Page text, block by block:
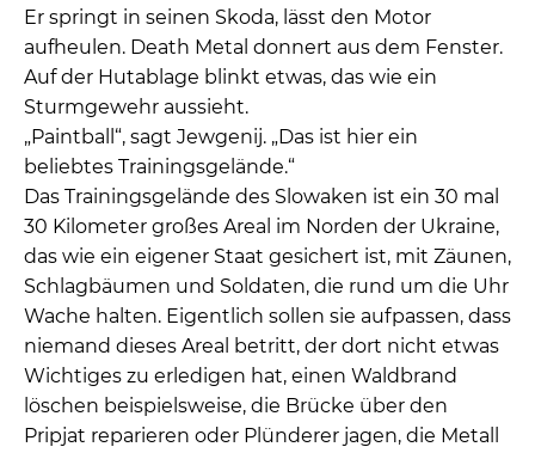
Er springt in seinen Skoda, lässt den Motor
aufheulen. Death Metal donnert aus dem Fenster.
Auf der Hutablage blinkt etwas, das wie ein
Sturmgewehr aussieht.
„Paintball“, sagt Jewgenij. „Das ist hier ein
beliebtes Trainingsgelände.“
Das Trainingsgelände des Slowaken ist ein 30 mal
30 Kilometer großes Areal im Norden der Ukraine,
das wie ein eigener Staat gesichert ist, mit Zäunen,
Schlagbäumen und Soldaten, die rund um die Uhr
Wache halten. Eigentlich sollen sie aufpassen, dass
niemand dieses Areal betritt, der dort nicht etwas
Wichtiges zu erledigen hat, einen Waldbrand
löschen beispielsweise, die Brücke über den
Pripjat reparieren oder Plünderer jagen, die Metall